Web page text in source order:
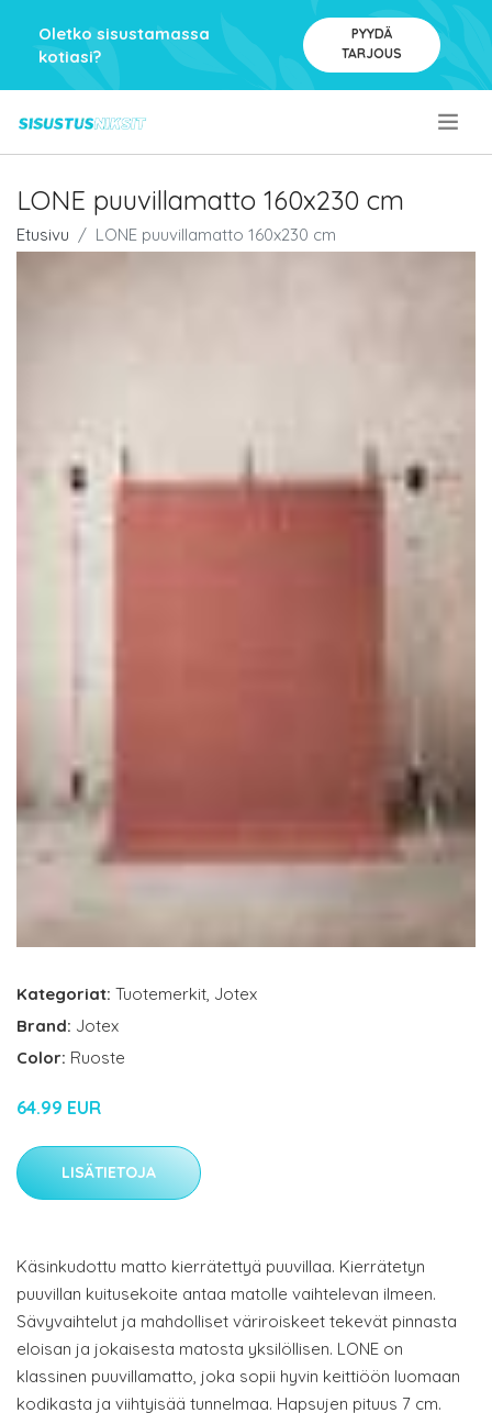
Oletko sisustamassa
kotiasi?
PYYDÄ
TARJOUS
LONE puuvillamatto 160x230 cm
Etusivu LONE puuvillamatto 160x230 cm
Kategoriat: Tuotemerkit, Jotex
Brand: Jotex
Color: Ruoste
64.99 EUR
LISÄTIETOJA
Käsinkudottu matto kierrätettyä puuvillaa. Kierrätetyn
puuvillan kuitusekoite antaa matolle vaihtelevan ilmeen.
Sävyvaihtelut ja mahdolliset väriroiskeet tekevät pinnasta
eloisan ja jokaisesta matosta yksilöllisen. LONE on
klassinen puuvillamatto, joka sopii hyvin keittiöön luomaan
kodikasta ja viihtyisää tunnelmaa. Hapsujen pituus 7 cm.